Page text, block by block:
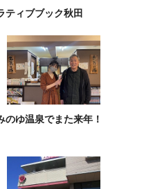
ティブブック秋田
のゆ温泉でまた来年！